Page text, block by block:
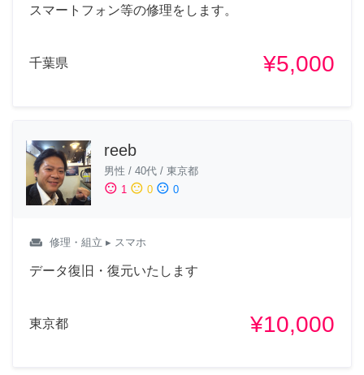
スマートフォン等の修理をします。
千葉県 ¥5,000
reeb
男性 / 40代 / 東京都
sentiment_satisfied 1 sentiment_neutral 0 sentiment_dissatisfied 0
weekend 修理・組立 ▸ スマホ
データ復旧・復元いたします
東京都 ¥10,000